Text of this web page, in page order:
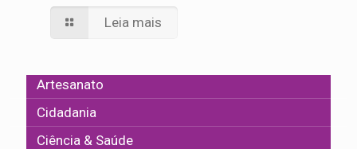
Leia mais
Artesanato
Cidadania
Ciência & Saúde